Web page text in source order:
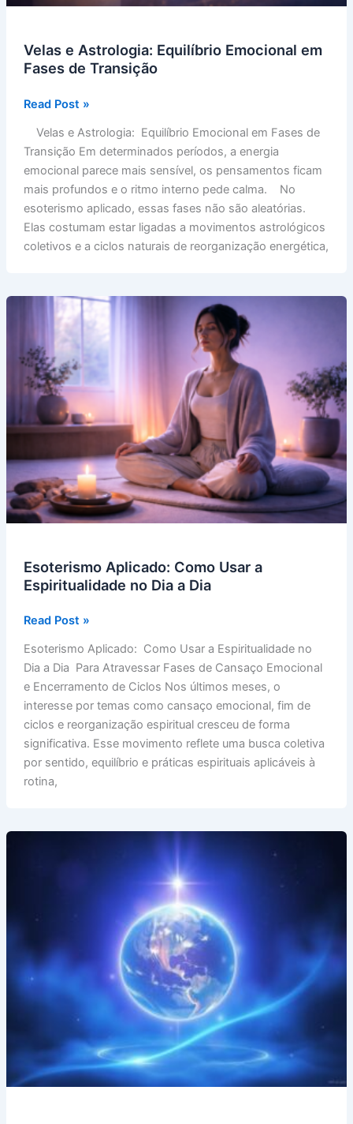
Velas e Astrologia: Equilíbrio Emocional em
Fases de Transição
Velas
Astrologia:
Equilíbrio
Emocional
em
Fases
de
Transição
Read Post »
Velas e Astrologia: Equilíbrio Emocional em Fases de
Transição Em determinados períodos, a energia
emocional parece mais sensível, os pensamentos ficam
mais profundos e o ritmo interno pede calma. No
esoterismo aplicado, essas fases não são aleatórias.
Elas costumam estar ligadas a movimentos astrológicos
coletivos e a ciclos naturais de reorganização energética,
Esoterismo Aplicado: Como Usar a
Espiritualidade no Dia a Dia
Esoterismo
Espiritualidade
Dia
a
Read Post »
Esoterismo Aplicado: Como Usar a Espiritualidade no
Dia a Dia Para Atravessar Fases de Cansaço Emocional
e Encerramento de Ciclos Nos últimos meses, o
interesse por temas como cansaço emocional, fim de
ciclos e reorganização espiritual cresceu de forma
significativa. Esse movimento reflete uma busca coletiva
por sentido, equilíbrio e práticas espirituais aplicáveis à
rotina,